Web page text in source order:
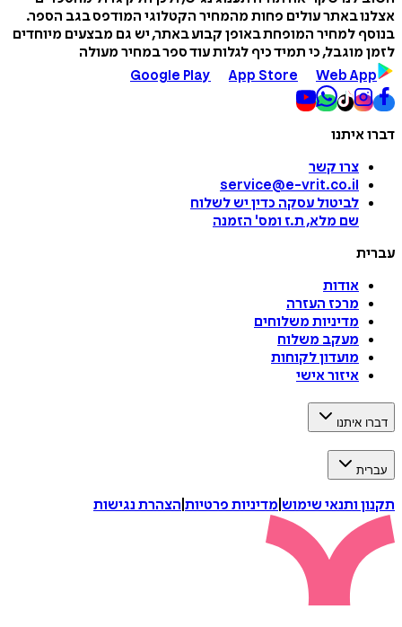
אצלנו באתר עולים פחות מהמחיר הקטלוגי המודפס בגב הספר.
בנוסף למחיר המופחת באופן קבוע באתר, יש גם מבצעים מיוחדים
לזמן מוגבל, כי תמיד כיף לגלות עוד ספר במחיר מעולה
Google Play
App Store Web App
דברו איתנו
צרו קשר
service@e-vrit.co.il
לביטול עסקה כדין יש לשלוח
שם מלא, ת.ז ומס' הזמנה
עברית
אודות
מרכז העזרה
מדיניות משלוחים
מעקב משלוח
מועדון לקוחות
איזור אישי
דברו איתנו
עברית
תקנון ותנאי שימוש מדיניות פרטיות הצהרת נגישות